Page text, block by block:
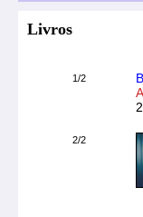
Livros
1/2
2/2